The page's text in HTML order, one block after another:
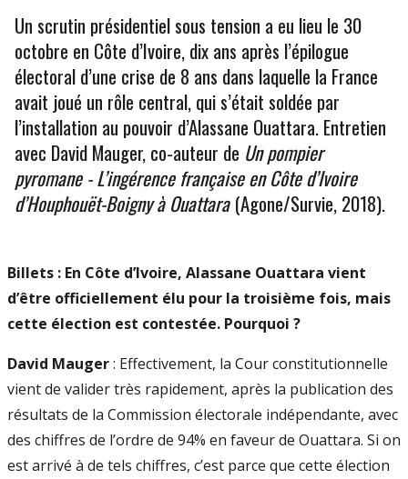
Un scrutin présidentiel sous tension a eu lieu le 30
octobre en Côte d’Ivoire, dix ans après l’épilogue
électoral d’une crise de 8 ans dans laquelle la France
avait joué un rôle central, qui s’était soldée par
l’installation au pouvoir d’Alassane Ouattara. Entretien
avec David Mauger, co-auteur de Un pompier
pyromane - L’ingérence française en Côte d’Ivoire
d’Houphouët-Boigny à Ouattara(Agone/Survie, 2018).
Billets : En Côte d’Ivoire, Alassane Ouattara vient
d’être officiellement élu pour la troisième fois, mais
cette élection est contestée. Pourquoi ?
David Mauger: Effectivement, la Cour constitutionnelle
vient de valider très rapidement, après la publication des
résultats de la Commission électorale indépendante, avec
des chiffres de l’ordre de 94% en faveur de Ouattara. Si on
est arrivé à de tels chiffres, c’est parce que cette élection